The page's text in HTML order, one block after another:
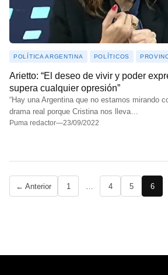
POLÍTICA ARGENTINA POLÍTICOS
Arietto: “El deseo de vivir y poder
supera cualquier opresión”
“Hay una Argentina que no estamos mirando
drama real porque Cristina nos lleva…
Puma redactor—23/09/2022
Paginación
← Anterior 1 4 5 6